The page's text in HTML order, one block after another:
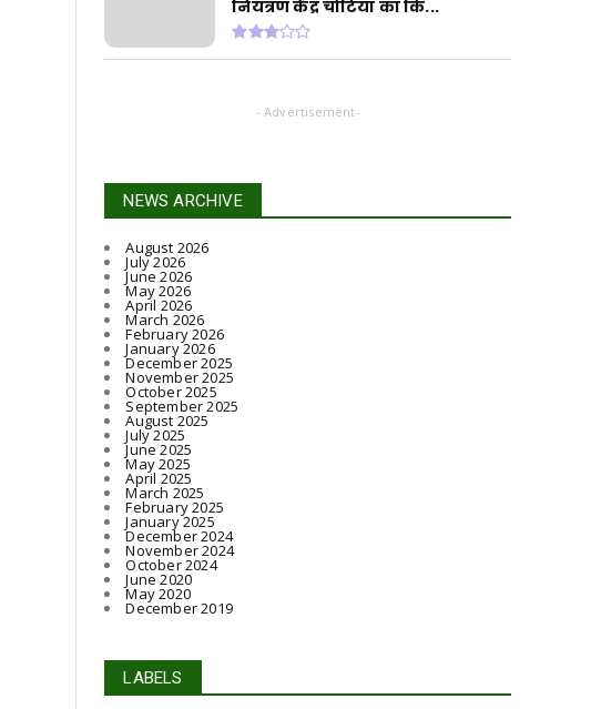
नियंत्रण केंद्र चोटिया का कि...
- Advertisement-
NEWS ARCHIVE
August 2026
July 2026
June 2026
May 2026
April 2026
March 2026
February 2026
January 2026
December 2025
November 2025
October 2025
September 2025
August 2025
July 2025
June 2025
May 2025
April 2025
March 2025
February 2025
January 2025
December 2024
November 2024
October 2024
June 2020
May 2020
December 2019
LABELS